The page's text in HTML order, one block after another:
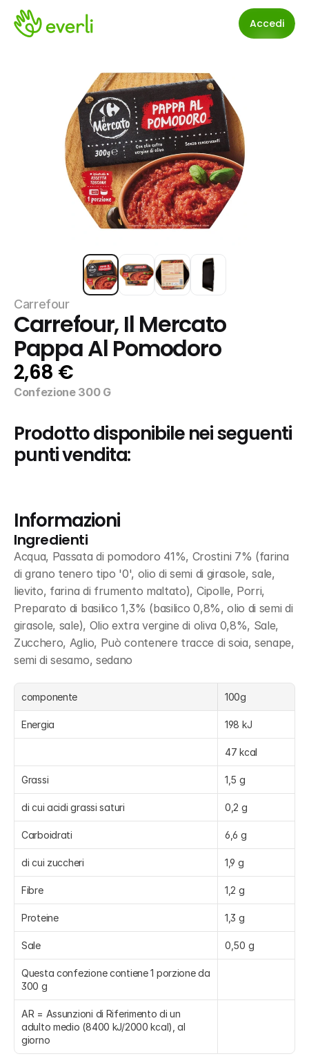
Accedi
Carrefour
Carrefour, Il Mercato
Pappa Al Pomodoro
2,68 €
Confezione 300 G
Prodotto disponibile nei seguenti
punti vendita:
Informazioni
Ingredienti
Acqua, Passata di pomodoro 41%, Crostini 7% (farina
di grano tenero tipo '0', olio di semi di girasole, sale,
lievito, farina di frumento maltato), Cipolle, Porri,
Preparato di basilico 1,3% (basilico 0,8%, olio di semi di
girasole, sale), Olio extra vergine di oliva 0,8%, Sale,
Zucchero, Aglio, Può contenere tracce di soia, senape,
semi di sesamo, sedano
componente 100g
Energia 198 kJ
47 kcal
Grassi 1,5 g
di cui acidi grassi saturi 0,2 g
Carboidrati 6,6 g
di cui zuccheri 1,9 g
Fibre 1,2 g
Proteine 1,3 g
Sale 0,50 g
Questa confezione contiene 1 porzione da
300 g
AR = Assunzioni di Riferimento di un
adulto medio (8400 kJ/2000 kcal), al
giorno